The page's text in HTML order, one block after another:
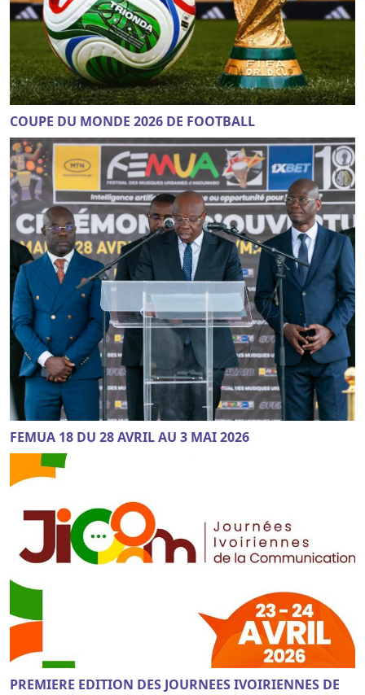
COUPE DU MONDE 2026 DE FOOTBALL
FEMUA 18 DU 28 AVRIL AU 3 MAI 2026
PREMIERE EDITION DES JOURNEES IVOIRIENNES DE